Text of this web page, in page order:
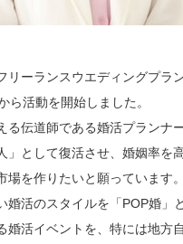
リーランスウエディングプラ
ら活動を開始しました。
る伝道師である婚活プランナ
」として復活させ、婚姻率を
を作りたいと願っています。
活のスタイルを「POP婚」
婚活イベントを、特には地方